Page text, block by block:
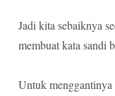
Jadi kita sebaiknya
membuat kata
Untuk